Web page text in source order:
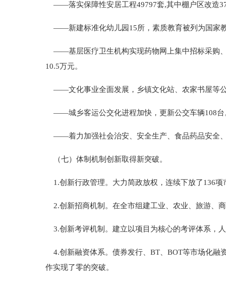
——落实保障性安居工程49797套,其中棚户区改造
——新建标准化幼儿园15所，素质教育被列为国家
——基层医疗卫生机构实现药物网上集中招标采购、
10.5万元。
——文化事业全面发展，乡镇文化站、农家书屋等
——城乡客运公交化进程加快，更新公交车辆108台
——着力加强社会治安、安全生产、食品药品安全、
（七）体制机制创新取得新突破。
1.创新行政管理。大力简政放权，连续下放了136
2.创新招商机制。在全市组建工业、农业、旅游、
3.创新考评机制。建立以项目为核心的考评体系，
4.创新融资体系。债券发行、BT、BOT等市场化融
作实现了零的突破。